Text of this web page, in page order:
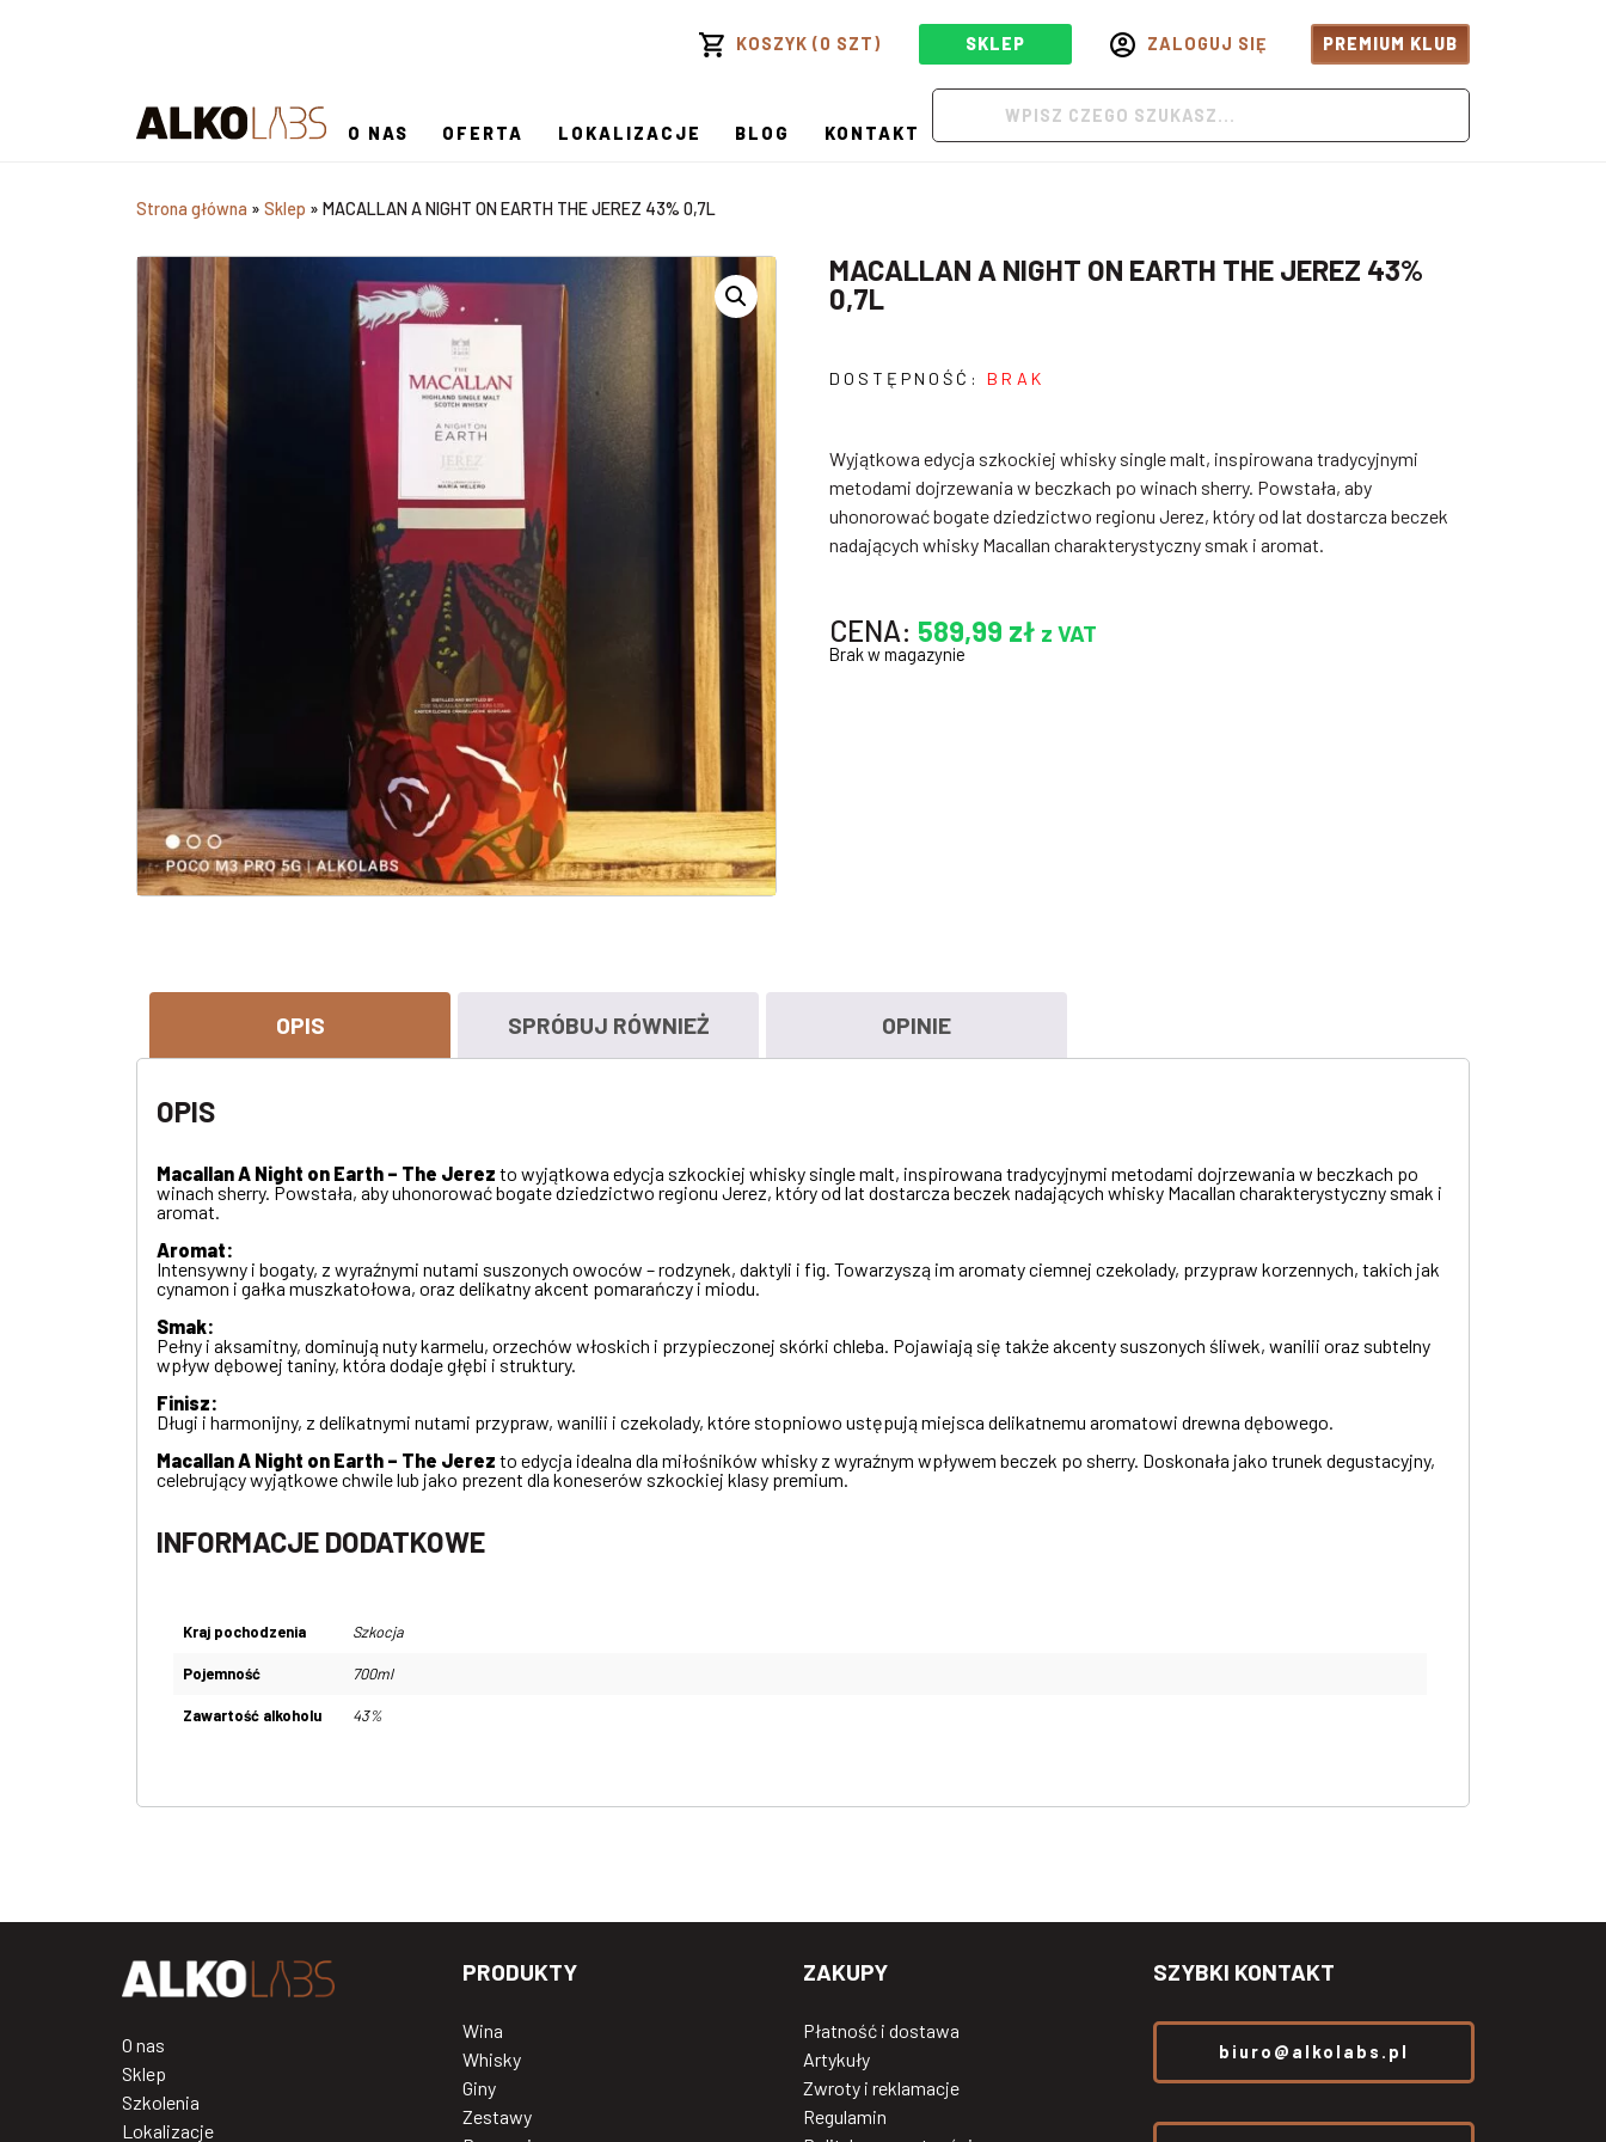
KOSZYK (0 SZT) SKLEP ZALOGUJ SIĘ PREMIUM KLUB
O NAS OFERTA LOKALIZACJE BLOG KONTAKT
Strona główna » Sklep » MACALLAN A NIGHT ON EARTH THE JEREZ 43% 0,7L
MACALLAN A NIGHT ON EARTH THE JEREZ 43%
0,7L
DOSTĘPNOŚĆ:BRAK
Wyjątkowa edycja szkockiej whisky single malt, inspirowana tradycyjnymi
metodami dojrzewania w beczkach po winach sherry. Powstała, aby
uhonorować bogate dziedzictwo regionu Jerez, który od lat dostarcza beczek
nadających whisky Macallan charakterystyczny smak i aromat.
CENA: 589,99 zł z VAT
Brak w magazynie
OPIS SPRÓBUJ RÓWNIEŻ OPINIE
OPIS
Macallan A Night on Earth – The Jerez to wyjątkowa edycja szkockiej whisky single malt, inspirowana tradycyjnymi metodami dojrzewania w beczkach po
winach sherry. Powstała, aby uhonorować bogate dziedzictwo regionu Jerez, który od lat dostarcza beczek nadających whisky Macallan charakterystyczny smak i
aromat.
Aromat:
Intensywny i bogaty, z wyraźnymi nutami suszonych owoców – rodzynek, daktyli i fig. Towarzyszą im aromaty ciemnej czekolady, przypraw korzennych, takich jak
cynamon i gałka muszkatołowa, oraz delikatny akcent pomarańczy i miodu.
Smak:
Pełny i aksamitny, dominują nuty karmelu, orzechów włoskich i przypieczonej skórki chleba. Pojawiają się także akcenty suszonych śliwek, wanilii oraz subtelny
wpływ dębowej taniny, która dodaje głębi i struktury.
Finisz:
Długi i harmonijny, z delikatnymi nutami przypraw, wanilii i czekolady, które stopniowo ustępują miejsca delikatnemu aromatowi drewna dębowego.
Macallan A Night on Earth – The Jerez to edycja idealna dla miłośników whisky z wyraźnym wpływem beczek po sherry. Doskonała jako trunek degustacyjny,
celebrujący wyjątkowe chwile lub jako prezent dla koneserów szkockiej klasy premium.
INFORMACJE DODATKOWE
Kraj pochodzenia Szkocja
Pojemność 700ml
Zawartość alkoholu 43%
O nas
Sklep
Szkolenia
Lokalizacje
PRODUKTY
Wina
Whisky
Giny
Zestawy
ZAKUPY
Płatność i dostawa
Artykuły
Zwroty i reklamacje
Regulamin
SZYBKI KONTAKT
biuro@alkolabs.pl